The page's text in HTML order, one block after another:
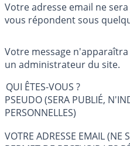
Votre adresse email ne
vous répondent sous
Votre message
un administrateur du site.
QUI ÊTES-VOUS ?
PSEUDO (SERA PUBLIÉ,
PERSONNELLES)
VOTRE ADRESSE EMAIL (NE